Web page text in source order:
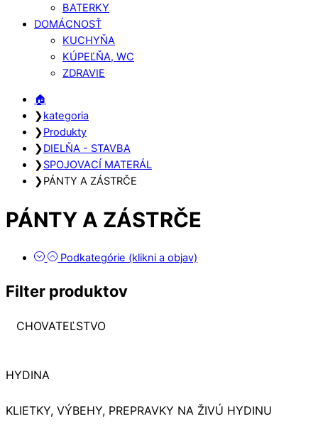
BATERKY
DOMÁCNOSŤ
KUCHYŇA
KÚPEĽŇA, WC
ZDRAVIE
Close
Menu
Close
Cart
🏠︎
❯kategoria
❯Produkty
❯DIELŇA - STAVBA
❯SPOJOVACÍ MATERÁL
❯PÁNTY A ZÁSTRČE
PÁNTY A ZÁSTRČE
Podkategórie (klikni a objav)
Filter produktov
CHOVATEĽSTVO
HYDINA
KLIETKY, VÝBEHY, PREPRAVKY NA ŽIVÚ HYDINU